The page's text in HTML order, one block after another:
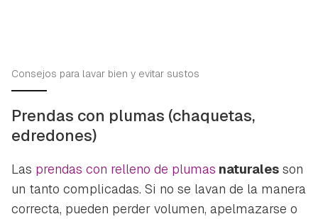
Consejos para lavar bien y evitar sustos
Prendas con plumas (chaquetas,
edredones)
Las prendas con relleno de plumas naturales son
un tanto complicadas. Si no se lavan de la manera
correcta, pueden perder volumen, apelmazarse o